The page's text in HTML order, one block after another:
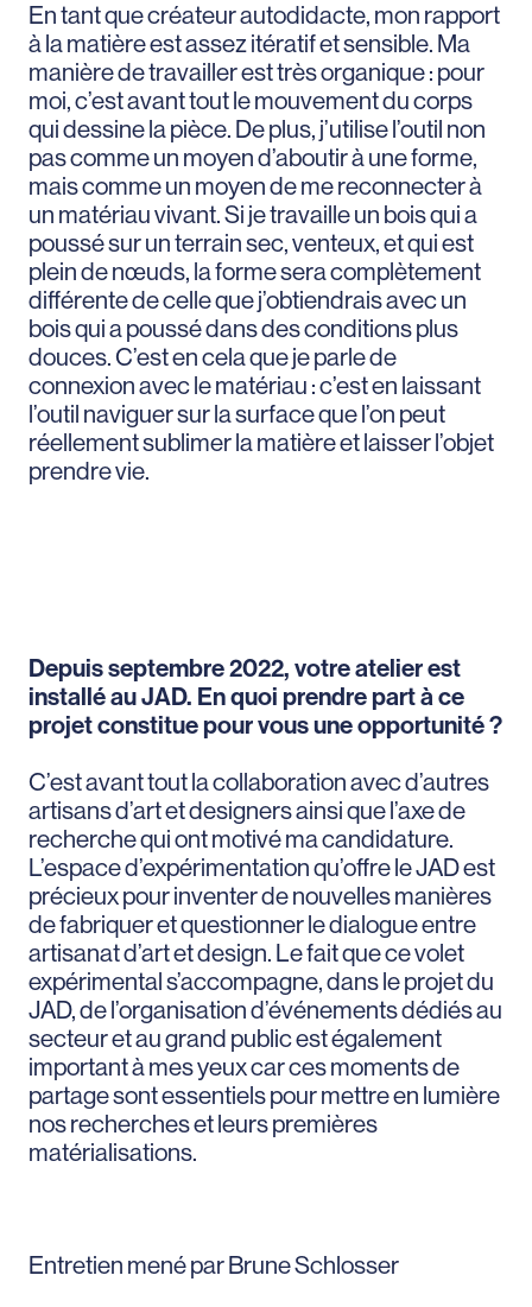
En tant que créateur autodidacte, mon rapport
à la matière est assez itératif et sensible. Ma
manière de travailler est très organique : pour
moi, c’est avant tout le mouvement du corps
qui dessine la pièce. De plus, j’utilise l’outil non
pas comme un moyen d’aboutir à une forme,
mais comme un moyen de me reconnecter à
un matériau vivant. Si je travaille un bois qui a
poussé sur un terrain sec, venteux, et qui est
plein de nœuds, la forme sera complètement
différente de celle que j’obtiendrais avec un
bois qui a poussé dans des conditions plus
douces. C’est en cela que je parle de
connexion avec le matériau : c’est en laissant
l’outil naviguer sur la surface que l’on peut
réellement sublimer la matière et laisser l’objet
prendre vie.
Depuis septembre 2022, votre atelier est
installé au JAD. En quoi prendre part à ce
projet constitue pour vous une opportunité ?
C’est avant tout la collaboration avec d’autres
artisans d’art et designers ainsi que l’axe de
recherche qui ont motivé ma candidature.
L’espace d’expérimentation qu’offre le JAD est
précieux pour inventer de nouvelles manières
de fabriquer et questionner le dialogue entre
artisanat d’art et design. Le fait que ce volet
expérimental s’accompagne, dans le projet du
JAD, de l’organisation d’événements dédiés au
secteur et au grand public est également
important à mes yeux car ces moments de
partage sont essentiels pour mettre en lumière
nos recherches et leurs premières
matérialisations.
Entretien mené par Brune Schlosser